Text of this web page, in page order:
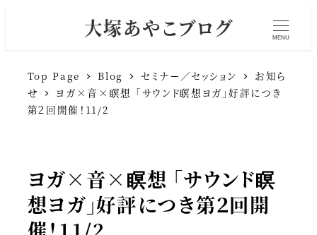
大塚あやこブログ MENU
Top Page Blog セミナー／セッション
お知ら
せ
ヨガ×音×瞑想 「サウンド瞑想ヨガ」好評につき
第２回開催！11/2
ヨガ×音×瞑想 「サウンド瞑
想ヨガ」好評につき第２回開